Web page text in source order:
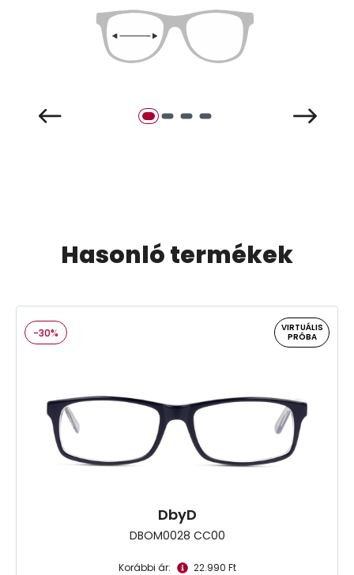
Hasonló termékek
-30%
VIRTUÁLIS
PRÓBA
DbyD
DBOM0028 CC00
Korábbi ár: 22.990 Ft